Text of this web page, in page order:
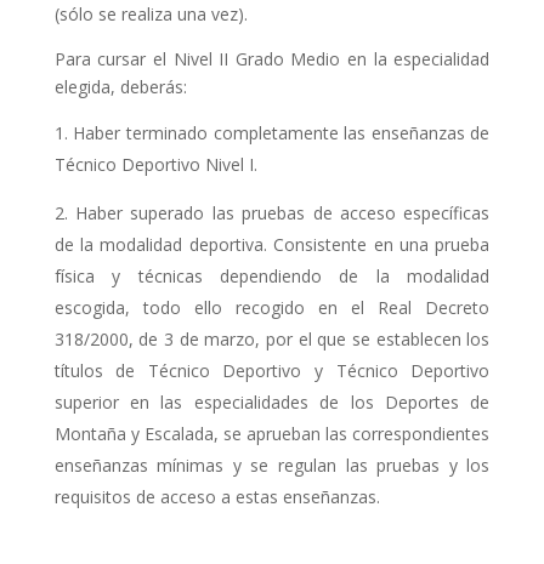
(sólo se realiza una vez).
Para cursar el Nivel II Grado Medio en la especialidad
elegida, deberás:
Haber terminado completamente las enseñanzas de
Técnico Deportivo Nivel I.
Haber superado las pruebas de acceso específicas
de la modalidad deportiva. Consistente en una prueba
física y técnicas dependiendo de la modalidad
escogida, todo ello recogido en el Real Decreto
318/2000, de 3 de marzo, por el que se establecen los
títulos de Técnico Deportivo y Técnico Deportivo
superior en las especialidades de los Deportes de
Montaña y Escalada, se aprueban las correspondientes
enseñanzas mínimas y se regulan las pruebas y los
requisitos de acceso a estas enseñanzas.